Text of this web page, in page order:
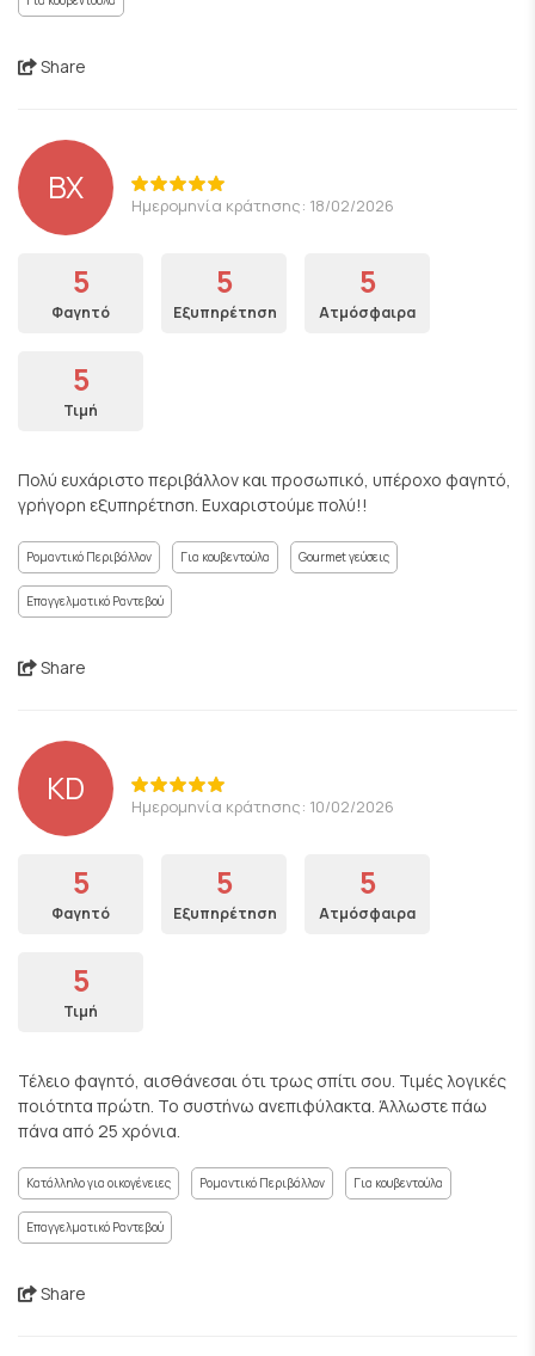
Share
ΒΧ Ημερομηνία κράτησης: 18/02/2026
5
Φαγητό
5
Εξυπηρέτηση
5
Ατμόσφαιρα
5
Τιμή
Πολύ ευχάριστο περιβάλλον και προσωπικό, υπέροχο φαγητό,
γρήγορη εξυπηρέτηση. Ευχαριστούμε πολύ!!
Ρομαντικό Περιβάλλον Για κουβεντούλα Gourmet γεύσεις
Επαγγελματικό Ραντεβού
Share
KD Ημερομηνία κράτησης: 10/02/2026
5
Φαγητό
5
Εξυπηρέτηση
5
Ατμόσφαιρα
5
Τιμή
Τέλειο φαγητό, αισθάνεσαι ότι τρως σπίτι σου. Τιμές λογικές
ποιότητα πρώτη. Το συστήνω ανεπιφύλακτα. Άλλωστε πάω
πάνα από 25 χρόνια.
Κατάλληλο για οικογένειες Ρομαντικό Περιβάλλον Για κουβεντούλα
Επαγγελματικό Ραντεβού
Share